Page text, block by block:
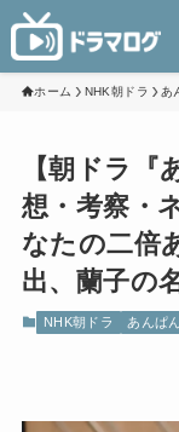
ホーム NHK朝ドラ あ
【朝ドラ『
想・考察・
なたの二倍
出、蘭子の
NHK朝ドラ あんぱん